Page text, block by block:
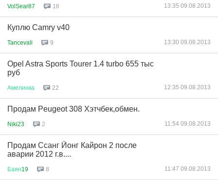
VolSear87 16 13:35 09.08.2013
Куплю Camry v40
Tancevali 9 13:30 09.08.2013
Opel Astra Sports Tourer 1.4 turbo 655 тыс
руб
Амелинка 22 12:35 09.08.2013
Продам Peugeot 308 Хэтчбек,обмен.
Niki23 2 11:54 09.08.2013
Продам Ссанг Йонг Кайрон 2 после
аварии 2012 г.в....
Баян19 8 11:47 09.08.2013